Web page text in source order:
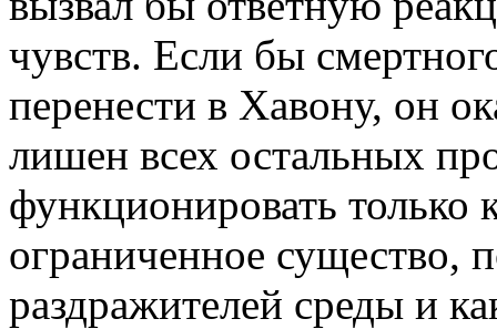
чувств. Если бы
перенести в Хавону, он
лишен всех остальных
функционировать только
ограниченное существо,
раздражителей среды и